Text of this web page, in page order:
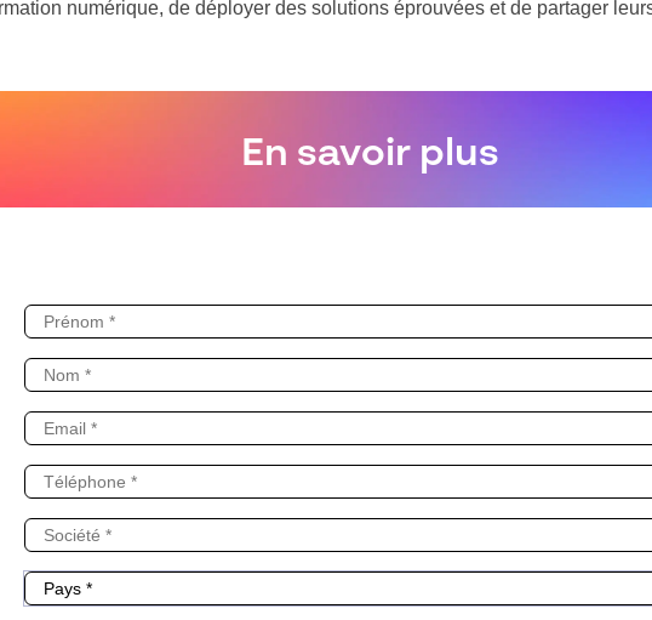
numérique, de déployer des solutions éprouvées et de partager
En savoir plus